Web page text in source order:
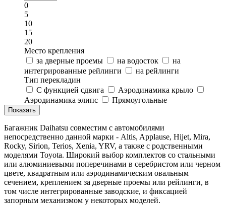
0
5
10
15
20
Место крепления
за дверные проемы
на водосток
на
интегрированные рейлинги
на рейлинги
Тип перекладин
C функцией сдвига
Аэродинамика крыло
Аэродинамика элипс
Прямоугольные
Багажник Daihatsu совместим с автомобилями
непосредственно данной марки - Altis, Applause, Hijet, Mira,
Rocky, Sirion, Terios, Xenia, YRV, а также с родственными
моделями Toyota. Широкий выбор комплектов со стальными
или алюминиевыми поперечинами в серебристом или черном
цвете, квадратным или аэродинамическим овальным
сечением, креплением за дверные проемы или рейлинги, в
том числе интегрированные заводские, и фиксацией
запорным механизмом у некоторых моделей.